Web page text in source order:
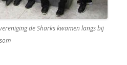
de Sharks kwamen langs bij